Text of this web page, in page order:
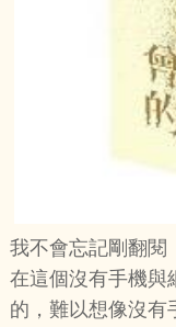
我不會忘記剛翻閱
在這個沒有手機與
的，難以想像沒有